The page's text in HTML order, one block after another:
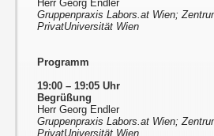
Herr Georg Endler
Gruppenpraxis Labors.at Wien;
PrivatUniversität Wien
Programm
19:00 – 19:05 Uhr
Begrüßung
Herr Georg Endler
Gruppenpraxis Labors.at Wien;
PrivatUniversität Wien